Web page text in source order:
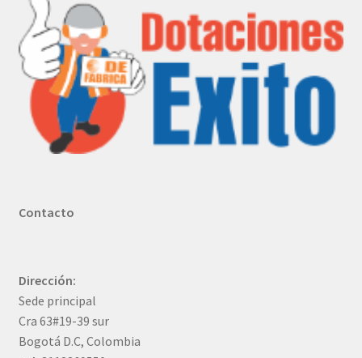
Contacto
Dirección:
Sede principal
Cra 63#19-39 sur
Bogotá D.C, Colombia